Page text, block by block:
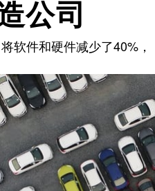
公司
软件和硬件减少了40%，